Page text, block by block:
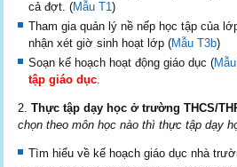
cả đợt. (Mẫu T1)
Tham gia quản lý nề nếp học tập của
nhận xét giờ sinh hoạt lớp (Mẫu T3b)
Soạn kế hoạch hoạt động giáo dục (
tập giáo dục
Thực tập dạy học ở trường THCS/
chọn theo môn học nào thì thực tập dạy
Tìm hiểu về kế hoạch giáo dục nhà